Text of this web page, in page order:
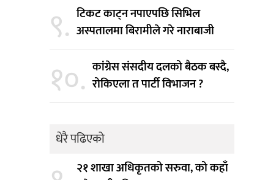
९. टिकट काट्न नपाएपछि सिभिल
अस्पतालमा बिरामीले गरे नाराबाजी
१०. कांग्रेस संसदीय दलको बैठक बस्दै,
रोकिएला त पार्टी विभाजन ?
धेरै पढिएको
२१ शाखा अधिकृतको सरुवा, को कहाँ